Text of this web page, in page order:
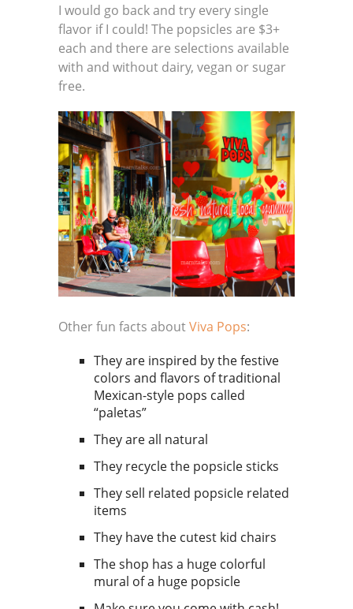
I would go back and try every single
flavor if I could! The popsicles are $3+
each and there are selections available
with and without dairy, vegan or sugar
free.
Other fun facts aboutViva Pops:
They are inspired by the festive
colors and flavors of traditional
Mexican-style pops called
“paletas”
They are all natural
They recycle the popsicle sticks
They sell related popsicle related
items
They have the cutest kid chairs
The shop has a huge colorful
mural of a huge popsicle